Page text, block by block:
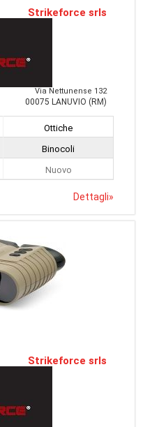
Strikeforce srls
Via Nettunense 132
00075 LANUVIO (RM)
Ottiche
Binocoli
Nuovo
Dettagli»
Strikeforce srls